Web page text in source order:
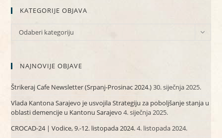
KATEGORIJE OBJAVA
KATEGORIJE
Odaberi kategoriju
NAJNOVIJE OBJAVE
Štrikeraj Cafe Newsletter (Srpanj-Prosinac 2024.)30. siječnja 2025.
Vlada Kantona Sarajevo je usvojila Strategiju za poboljšanje stanja u
oblasti demencije u Kantonu Sarajevo 4. siječnja 2025.
CROCAD-24 | Vodice, 9.-12. listopada 2024.4. listopada 2024.